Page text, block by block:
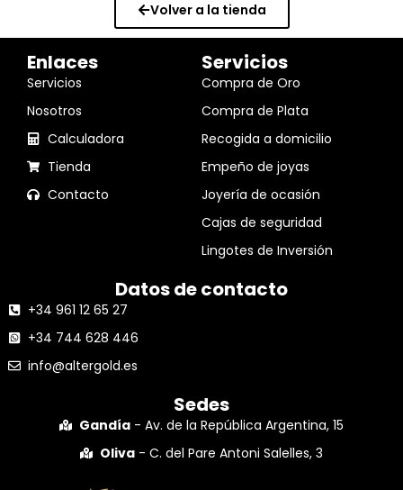
Volver a la tienda
Enlaces
Servicios
Nosotros
Calculadora
Tienda
Contacto
Servicios
Compra de Oro
Compra de Plata
Recogida a domicilio
Empeño de joyas
Joyería de ocasión
Cajas de seguridad
Lingotes de Inversión
Datos de contacto
+34 961 12 65 27
+34 744 628 446
info@altergold.es
Sedes
Gandía - Av. de la República Argentina, 15
Oliva - C. del Pare Antoni Salelles, 3